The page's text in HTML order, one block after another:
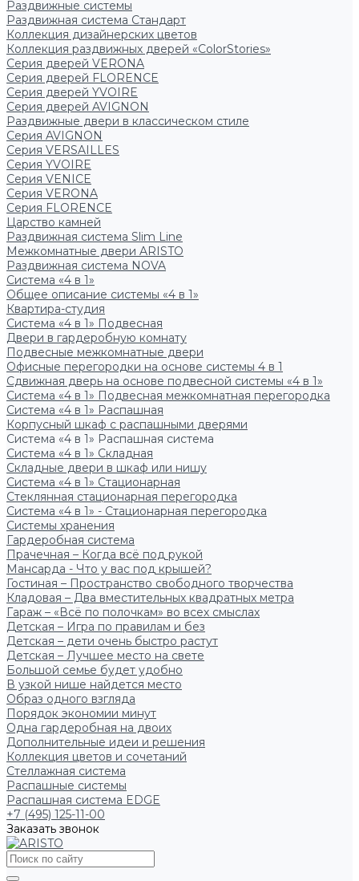
Раздвижные системы
Раздвижная система Стандарт
Коллекция дизайнерских цветов
Коллекция раздвижных дверей «ColorStories»
Серия дверей VERONA
Серия дверей FLORENCE
Серия дверей YVOIRE
Серия дверей AVIGNON
Раздвижные двери в классическом стиле
Серия AVIGNON
Серия VERSAILLES
Серия YVOIRE
Серия VENICE
Серия VERONA
Серия FLORENCE
Царство камней
Раздвижная система Slim Line
Межкомнатные двери ARISTO
Раздвижная система NOVA
Система «4 в 1»
Общее описание системы «4 в 1»
Квартира-студия
Система «4 в 1» Подвесная
Двери в гардеробную комнату
Подвесные межкомнатные двери
Офисные перегородки на основе системы 4 в 1
Сдвижная дверь на основе подвесной системы «4 в 1»
Система «4 в 1» Подвесная межкомнатная перегородка
Система «4 в 1» Распашная
Корпусный шкаф с распашными дверями
Система «4 в 1» Распашная система
Система «4 в 1» Складная
Складные двери в шкаф или нишу
Система «4 в 1» Стационарная
Стеклянная стационарная перегородка
Система «4 в 1» - Стационарная перегородка
Системы хранения
Гардеробная система
Прачечная – Когда всё под рукой
Мансарда - Что у вас под крышей?
Гостиная – Пространство свободного творчества
Кладовая – Два вместительных квадратных метра
Гараж – «Всё по полочкам» во всех смыслах
Детская – Игра по правилам и без
Детская – дети очень быстро растут
Детская – Лучшее место на свете
Большой семье будет удобно
В узкой нише найдется место
Образ одного взгляда
Порядок экономии минут
Одна гардеробная на двоих
Дополнительные идеи и решения
Коллекция цветов и сочетаний
Стеллажная система
Распашные системы
Распашная система EDGE
+7 (495) 125-11-00
Заказать звонок